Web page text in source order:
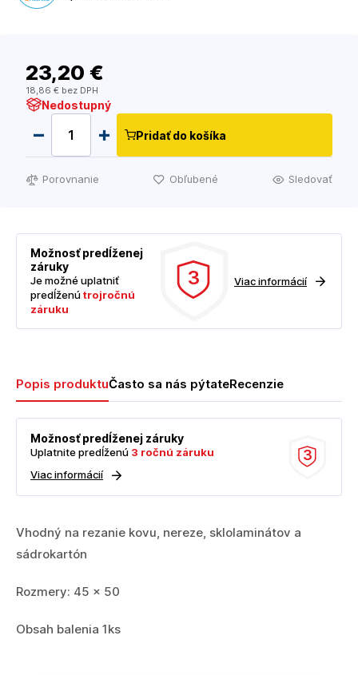
23,20 €
18,86 € bez DPH
Nedostupný
Pridať do košíka
Porovnanie Obľubené Sledovať
Možnosť predĺženej
záruky
Je možné uplatniť
predĺženútrojročnú
záruku
3 Viac informácií
Popis produktuČasto sa nás pýtateRecenzie
3
Možnosť predĺženej záruky
Uplatnite predĺženú 3 ročnú záruku
Viac informácií
Vhodný na rezanie kovu, nereze, sklolaminátov a
sádrokartón
Rozmery: 45 x 50
Obsah balenia 1ks